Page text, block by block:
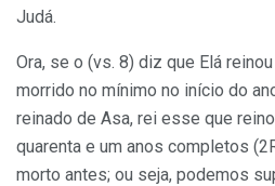
Judá.
Ora, se o (vs. 8) diz que Elá
morrido no mínimo no início do
reinado de Asa, rei esse que
quarenta e um anos completos
morto antes; ou seja, podemos